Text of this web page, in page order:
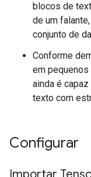
blocos de
de um
conjunto de
Conforme
em
ainda é
texto com
Configurar